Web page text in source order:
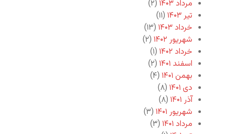
مرداد ۱۴۰۳
(۲)
تیر ۱۴۰۳
(۱۱)
خرداد ۱۴۰۳
(۱۳)
شهریور ۱۴۰۲
(۲)
خرداد ۱۴۰۲
(۱)
اسفند ۱۴۰۱
(۲)
بهمن ۱۴۰۱
(۴)
دی ۱۴۰۱
(۸)
آذر ۱۴۰۱
(۸)
شهریور ۱۴۰۱
(۳)
مرداد ۱۴۰۱
(۳)